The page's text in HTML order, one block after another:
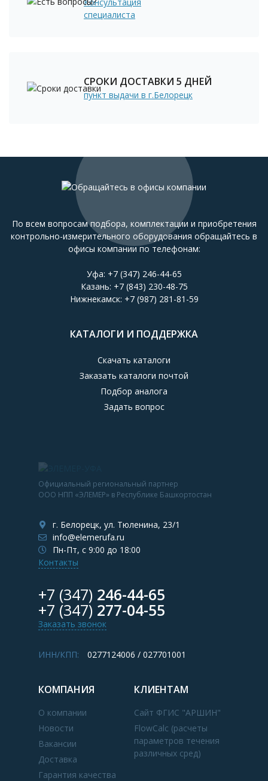
специалиста
СРОКИ ДОСТАВКИ 5 ДНЕЙ
пункт выдачи в г.Белорецк
По всем вопросам подбора, комплектации и приобретения
контрольно-измерительного оборудования обращайтесь в
офисы компании по телефонам:
Уфа: +7 (347) 246-44-65
Казань: +7 (843) 230-48-75
Нижнекамск: +7 (987) 281-81-59
КАТАЛОГИ И ПОДДЕРЖКА
Скачать каталоги
Заказать каталоги почтой
Подбор аналога
Задать вопрос
Официальный региональный партнер
ООО НПП «ЭЛЕМЕР» в Республике Башкортостан
г. Белорецк, ул. Тюленина, 23/1
info@elemerufa.ru
Пн-Пт, с 9:00 до 18:00
Контакты
+7 (347) 246-44-65
+7 (347) 277-04-55
Заказать звонок
ИНН/КПП: 0277124006 / 027701001
КОМПАНИЯ
О компании
Новости
Вакансии
Доставка
Гарантия качества
КЛИЕНТАМ
Сайт ФГИС "АРШИН"
FlowCalc (расчеты
параметров течения
различных сред)